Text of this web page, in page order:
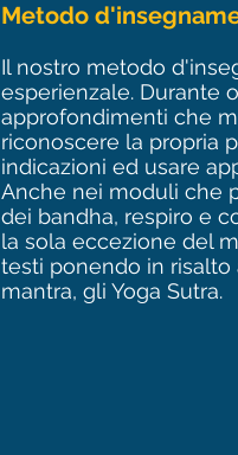
Metodo
Il nostro metodo
esperienzale. Durante
approfondimenti che
riconoscere la propria
indicazioni ed usare
Anche nei moduli che
dei bandha, respiro e
la sola eccezione del
testi ponendo in
mantra, gli Yoga Sutra.